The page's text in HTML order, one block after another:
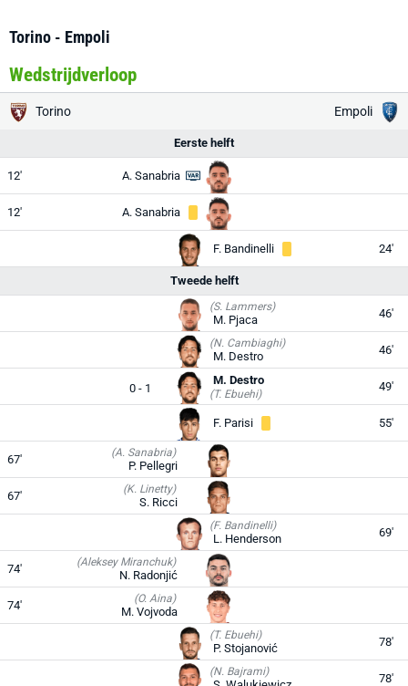
Torino - Empoli
Wedstrijdverloop
Torino Empoli
Eerste helft
12' A. Sanabria
12' A. Sanabria
F. Bandinelli 24'
Tweede helft
(S. Lammers)
M. Pjaca 46'
(N. Cambiaghi)
M. Destro 46'
0 - 1
M. Destro
(T. Ebuehi)
49'
F. Parisi 55'
67' (A. Sanabria)
P. Pellegri
67' (K. Linetty)
S. Ricci
(F. Bandinelli)
L. Henderson 69'
74' (Aleksey Miranchuk)
N. Radonjić
74' (O. Aina)
M. Vojvoda
(T. Ebuehi)
P. Stojanović 78'
(N. Bajrami) 78'